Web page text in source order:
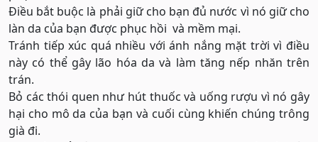
Điều bắt buộc là phải giữ cho bạn đủ nước vì nó giữ cho
làn da của bạn được phục hồi và mềm mại.
Tránh tiếp xúc quá nhiều với ánh nắng mặt trời vì điều
này có thể gây lão hóa da và làm tăng nếp nhăn trên
trán.
Bỏ các thói quen như hút thuốc và uống rượu vì nó gây
hại cho mô da của bạn và cuối cùng khiến chúng trông
già đi.